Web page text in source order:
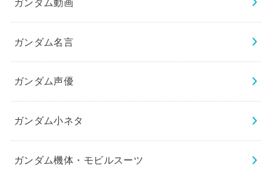
ガンダム動画
ガンダム名言
ガンダム声優
ガンダム小ネタ
ガンダム機体・モビルスーツ